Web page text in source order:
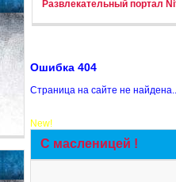
Развлекательный портал
Ошибка 404
Страница на сайте не
New!
С масленицей !